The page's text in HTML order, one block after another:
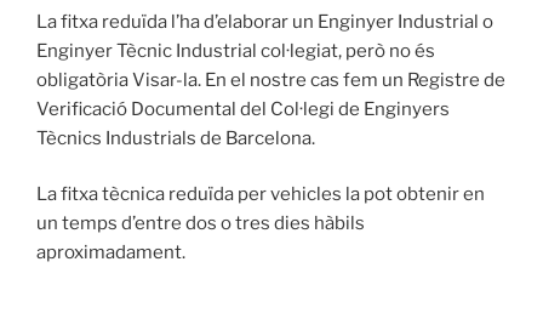
La fitxa reduïda l’ha d’elaborar un Enginyer Industrial o
Enginyer Tècnic Industrial col·legiat, però no és
obligatòria Visar-la. En el nostre cas fem un Registre de
Verificació Documental del Col·legi de Enginyers
Tècnics Industrials de Barcelona.
La fitxa tècnica reduïda per vehicles la pot obtenir en
un temps d’entre dos o tres dies hàbils
aproximadament.